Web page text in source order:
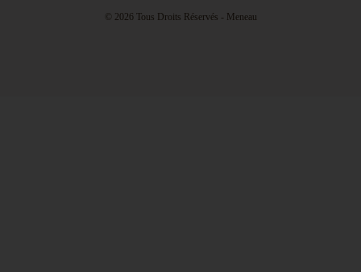
© 2026 Tous Droits Réservés - Meneau